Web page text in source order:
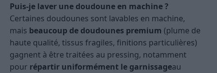
Puis-je laver une doudoune en machine ?
Certaines doudounes sont lavables en machine,
mais beaucoup de doudounes premium (plume de
haute qualité, tissus fragiles, finitions particulières)
gagnent à être traitées au pressing, notamment
pour répartir uniformément le garnissageau